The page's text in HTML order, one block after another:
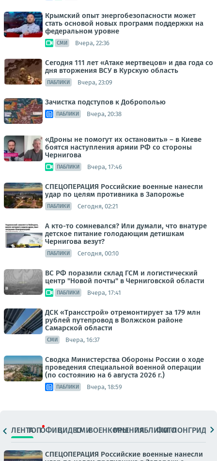
Крымский опыт энергобезопасности может
стать основой новых программ поддержки на
федеральном уровне
СМИ Вчера, 22:36
Сегодня 111 лет «Атаке мертвецов» и два года со
дня вторжения ВСУ в Курскую область
ПАБЛИКИ Вчера, 23:09
Зачистка подступов к Доброполью
ПАБЛИКИ Вчера, 20:38
«Дроны не помогут их остановить» – в Киеве
боятся наступления армии РФ со стороны
Чернигова
ПАБЛИКИ Вчера, 17:46
СПЕЦОПЕРАЦИЯ Российские военные нанесли
удар по целям противника в Запорожье
ПАБЛИКИ Сегодня, 02:21
А кто-то сомневался? Или думали, что внатуре
детское питание голодающим детишкам
Чернигова везут?
ПАБЛИКИ Сегодня, 00:10
ВС РФ поразили склад ГСМ и логистический
центр "Новой почты" в Черниговской области
ПАБЛИКИ Вчера, 17:41
ДСК «Трансстрой» отремонтирует за 179 млн
рублей путепровод в Волжском районе
Самарской области
СМИ Вчера, 16:37
Сводка Министерства Обороны России о ходе
проведения специальной военной операции
(по состоянию на 6 августа 2026 г.)
ПАБЛИКИ Вчера, 18:59
ЛЕНТАТОПОФИЦ.ВИДЕОСМИВОЕНКОРЫМНЕНИЯПАБЛИКИ
ФОТОЛОНГРИДЫ
СПЕЦОПЕРАЦИЯ Российские военные нанесли